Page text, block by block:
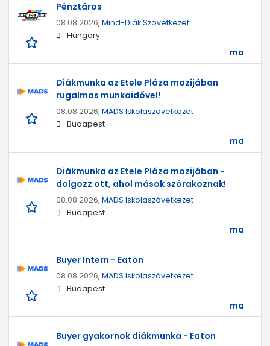
Pénztáros
08.08.2026, Mind-Diák Szövetkezet
Hungary
ma
Diákmunka az Etele Pláza mozijában
rugalmas munkaidővel!
08.08.2026, MADS Iskolaszövetkezet
Budapest
ma
Diákmunka az Etele Pláza mozijában -
dolgozz ott, ahol mások szórakoznak!
08.08.2026, MADS Iskolaszövetkezet
Budapest
ma
Buyer Intern - Eaton
08.08.2026, MADS Iskolaszövetkezet
Budapest
ma
Buyer gyakornok diákmunka - Eaton